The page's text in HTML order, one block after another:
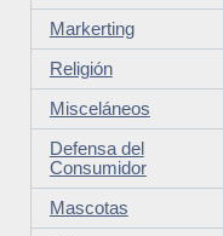
Markerting
Religión
Misceláneos
Defensa del
Consumidor
Mascotas